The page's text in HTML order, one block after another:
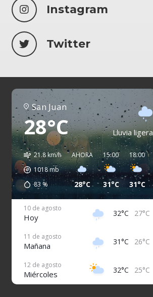
Instagram
Twitter
San Juan
28°C Lluvia ligera
21.8 km/h
1018mb
83 %
AHORA
28°C
15:00
31°C
18:00
31°C
10 de agosto
Hoy 32°C 27°C
11 de agosto
Mañana 31°C 26°C
12 de agosto
Miércoles 32°C 25°C